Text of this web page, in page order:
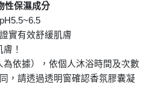
性保濕成分
pH5.5~6.5
實有效舒緩肌膚
！
為依據），依個人沐浴時間及次數
，請透過透明窗確認香氛膠囊凝